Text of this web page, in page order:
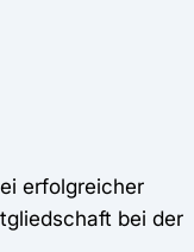
erfolgreicher
bei der